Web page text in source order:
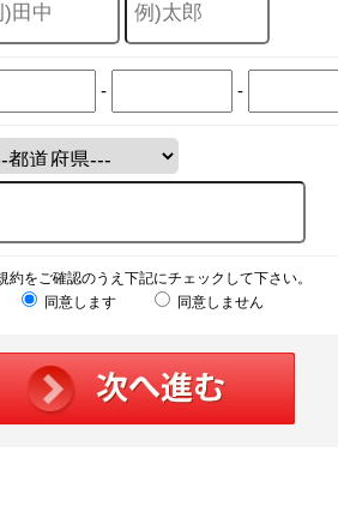
- -
約をご確認のうえ下記にチェックして下さい。
同意します
同意しません